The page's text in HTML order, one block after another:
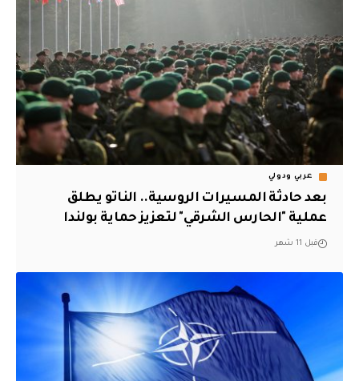
عربي ودولي
بعد حادثة المسيرات الروسية.. الناتو يطلق
عملية "الحارس الشرقي" لتعزيز حماية بولندا
قبل 11 شهر